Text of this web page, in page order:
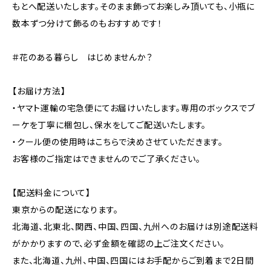
もとへ配送いたします。そのまま飾ってお楽しみ頂いても、小瓶に
数本ずつ分けて飾るのもおすすめです！
＃花のある暮らし はじめませんか？
【お届け方法】
・ヤマト運輸の宅急便にてお届けいたします。専用のボックスでブ
ーケを丁寧に梱包し、保水をしてご配送いたします。
・クール便の使用時はこちらで決めさせていただきます。
お客様のご指定はできませんのでご了承ください。
【配送料金について】
東京からの配送になります。
北海道、北東北、関西、中国、四国、九州へのお届けは別途配送料
がかかりますので、必ず金額を確認の上ご注文ください。
また、北海道、九州、中国、四国にはお手配からご到着まで2日間